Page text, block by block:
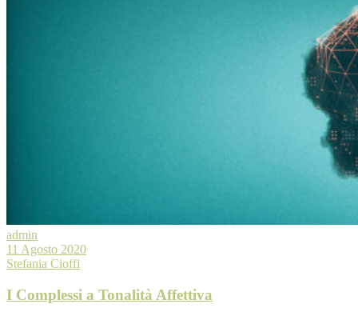
admin
11 Agosto 2020
Stefania Cioffi
I Complessi a Tonalità Affettiva